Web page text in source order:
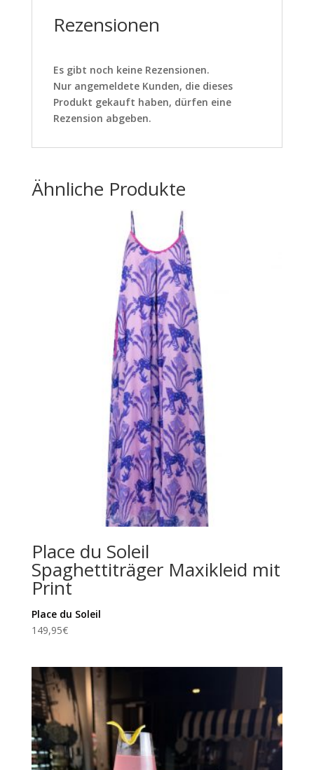
Rezensionen
Es gibt noch keine Rezensionen.
Nur angemeldete Kunden, die dieses
Produkt gekauft haben, dürfen eine
Rezension abgeben.
Ähnliche Produkte
Place du Soleil
Spaghettiträger Maxikleid mit
Print
Place du Soleil
149,95€